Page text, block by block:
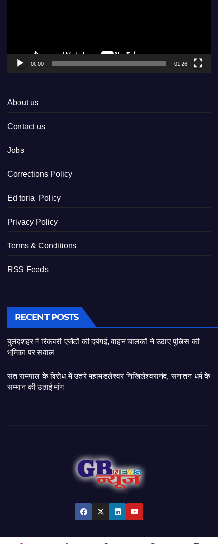
00:00 01:26
About us
Contact us
Jobs
Corrections Policy
Editorial Policy
Privacy Policy
Terms & Conditions
RSS Feeds
RECENT POSTS
बुलंदशहर में रिकवरी एजेंटों की दबंगई, वाहन चालकों ने उठाए पुलिस की
भूमिका पर सवाल
संत रामपाल के विरोध में उतरे महामंडलेश्वर निखिलेश्वरानंद, सनातन धर्म के
सम्मान की उठाई मांग